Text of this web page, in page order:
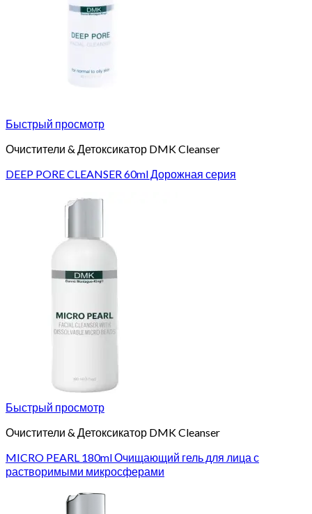
Быстрый просмотр
Очистители & Детоксикатор DMK Cleanser
DEEP PORE CLEANSER 60ml Дорожная серия
Быстрый просмотр
Очистители & Детоксикатор DMK Cleanser
MICRO PEARL 180ml Очищающий гель для лица с
растворимыми микросферами